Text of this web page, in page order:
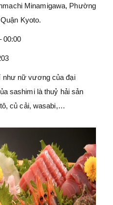
Minamigawa, Phường
Kyoto.
00:00
như nữ vương của đại
sashimi là thuỷ hải sản
củ cải, wasabi,…